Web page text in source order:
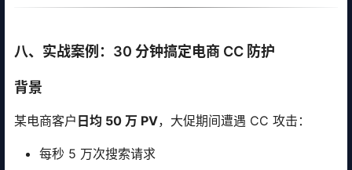
八、实战案例：30 分钟搞定电商 CC 防护
背景
某电商客户 日均 50 万 PV，大促期间遭遇 CC 攻击：
每秒 5 万次搜索请求